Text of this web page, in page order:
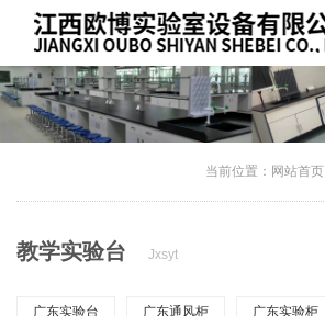
当前位置： 网站首页
教学实验台 Jxsyt
广东实验台 广东通风柜 广东实验柜